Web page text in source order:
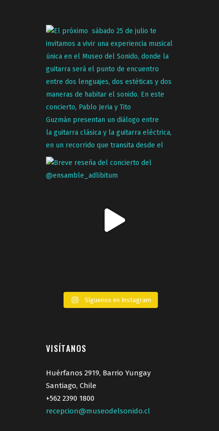
Síguenos en Instagram
VISÍTANOS
Huérfanos 2919, Barrio Yungay
Santiago, Chile
+562 2390 1800
recepcion@museodelsonido.cl